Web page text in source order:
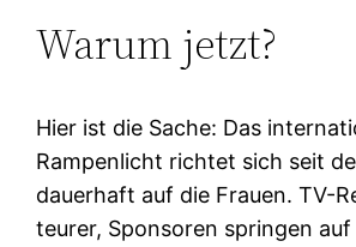
Warum jetzt?
Hier ist die Sache: Das
Rampenlicht richtet sich seit
dauerhaft auf die Frauen. TV-
teurer, Sponsoren springen